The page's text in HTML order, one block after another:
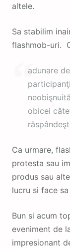
altele.
Sa stabilim
flashmob-uri.
adunare
obicei
Ca urmare,
protesta sau
produs sau
lucru si face
Bun si acum
eveniment de
impresionant